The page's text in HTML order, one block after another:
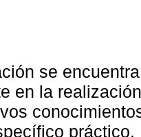
se
en la
práctico.